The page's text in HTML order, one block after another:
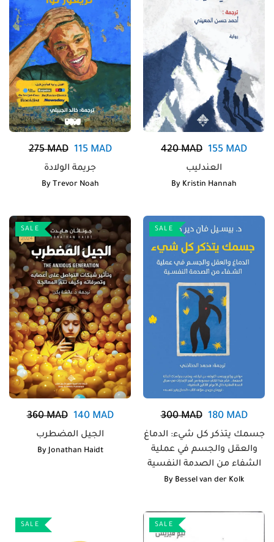
275MAD 115MAD
By Trevor Noah
420MAD 155 MAD
العندليب
By Kristin Hannah
SALE
360MAD 140MAD
الجيل المضطرب
By Jonathan Haidt
SALE
300MAD 180MAD
جسمك يتذكر كل شيء: الدماغ
والعقل والجسم في عملية
الشفاء من الصدمة النفسية
By Bessel van der Kolk
SALE SALE